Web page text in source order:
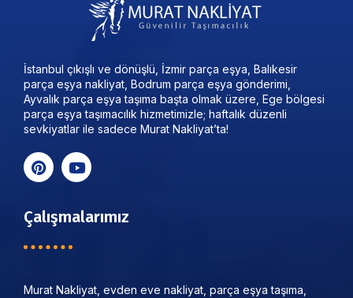
İstanbul çıkışlı ve dönüşlü, İzmir parça eşya, Balıkesir
parça eşya nakliyat, Bodrum parça eşya gönderimi,
Ayvalık parça eşya taşıma başta olmak üzere, Ege bölgesi
parça eşya taşımacılık hizmetimizle; haftalık düzenli
sevkiyatlar ile sadece Murat Nakliyat’ta!
Çalışmalarımız
Murat Nakliyat, evden eve nakliyat, parça eşya taşıma,